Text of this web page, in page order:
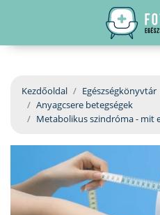
EGÉSZSÉGKÖNYVTÁR
BETEGSÉGKALAUZ
ÜGYELETKERESŐ
ORVOS VÁLASZOL
ORVOSKERESŐ
Kezdőoldal Egészségkönyvtár
Anyagcsere betegségek
Metabolikus szindróma - mit